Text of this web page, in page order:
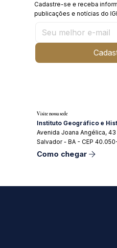
Cadastre-se e receba
publicações e notícias do
Visite nossa sede
Instituto Geográfico e
Avenida Joana Angélica,
Salvador - BA - CEP
Como chegar